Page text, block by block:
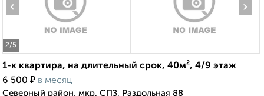
2/5
‹ ›
1-к квартира, на длительный срок, 40м², 4/9 этаж
6 500 ₽ в месяц
Северный район, мкр. СПЗ, Раздольная 88